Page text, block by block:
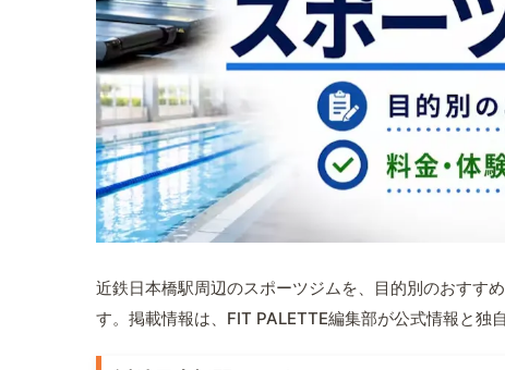
近鉄日本橋駅周辺のスポーツジムを、目的別のおすす
す。掲載情報は、FIT PALETTE編集部が公式情報と独